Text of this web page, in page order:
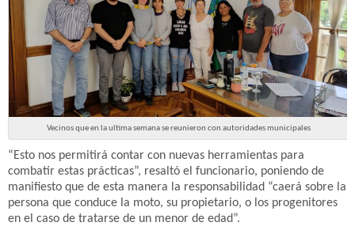
Vecinos que en la ultima semana se reunieron con autoridades municipales
“Esto nos permitirá contar con nuevas herramientas para
combatir estas prácticas”, resaltó el funcionario, poniendo de
manifiesto que de esta manera la responsabilidad “caerá sobre la
persona que conduce la moto, su propietario, o los progenitores
en el caso de tratarse de un menor de edad”.